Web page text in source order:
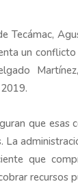
Tecámac,
un
que
La
que
recursos